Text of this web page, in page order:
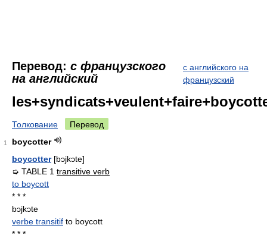
Перевод: с французского
на английский
с английского на
французский
Толкование Перевод
1
boycotter
boycotter[bɔjkɔte]
➭ TABLE 1 transitive verb
to boycott
* * *
bɔjkɔte
verbe transitif to boycott
* * *